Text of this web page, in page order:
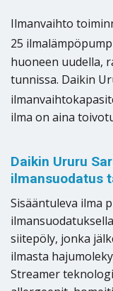
Ilmanvaihto
25
huoneen uudella,
tunnissa. Daikin
ilma on aina
Daikin Ururu
ilmansuodatus
Sisääntuleva ilma
siitepöly, jonka
ilmasta
Streamer